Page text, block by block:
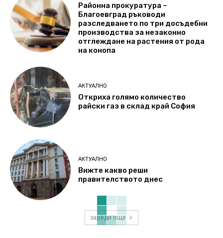
Районна прокуратура –
Благоевград ръководи
разследването по три досъдебни
производства за незаконно
отглеждане на растения от рода
на конопа
АКТУАЛНО
Откриха голямо количество
райски газ в склад край София
АКТУАЛНО
Вижте какво реши
правителството днес
зареди още